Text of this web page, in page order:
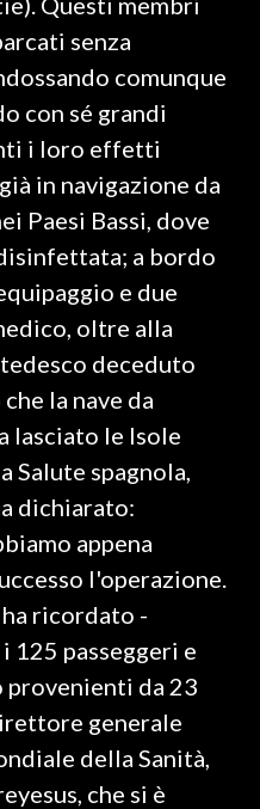
senza
comunque
con sé grandi
i loro effetti
in navigazione da
Paesi Bassi, dove
a bordo
e due
oltre alla
deceduto
la nave da
lasciato le Isole
Salute spagnola,
dichiarato:
appena
l'operazione.
ricordato -
125 passeggeri e
da 23
generale
della Sanità,
che si è